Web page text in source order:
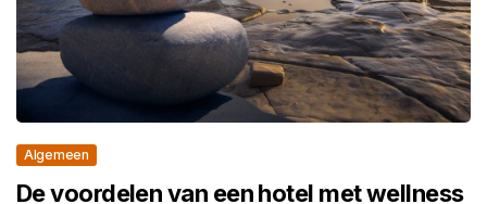
Algemeen
De voordelen van een hotel met wellness